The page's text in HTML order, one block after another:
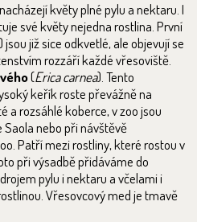
květy plné pylu a nektaru. I
své květy nejedna rostlina. První
) jsou již sice odkvetlé, ale objevují se
rozzáří každé vřesoviště.
(Erica carnea). Tento
keřík roste převážně na
a rozsáhlé koberce, v zoo jsou
nebo při návštěvě
Patří mezi rostliny, které rostou v
při výsadbě přidáváme do
pylu i nektaru a včelami i
Vřesovcový med je tmavě